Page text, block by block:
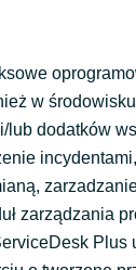
w
dodatków
zarządzania
Plus